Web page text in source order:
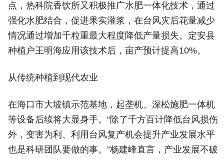
点，热科院香饮所又积极推广水肥一体化技术，通过
强化水肥结合，促进果实灌浆，在台风灾后花量减少
情况通过增加千粒重最大程度降低产量损失。定安县
种植户王明海应用该技术后，亩产预计提高10%。
从传统种植到现代农业
在海口市大坡镇示范基地，起垄机、深松施肥一体机
等设备后续将大显身手。“除了千方百计降低台风损伤
外，变害为利、利用台风复产机会提升产业发展水平
也是科研团队要做的事。”杨建峰直言，产业发展不破